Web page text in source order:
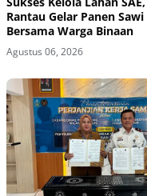
Rantau Gelar Panen Sawi
Bersama Warga Binaan
Agustus 06, 2026